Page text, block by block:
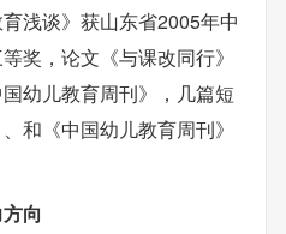
浅谈》获山东省2005年中
奖，论文《与课改同行》
幼儿教育周刊》，几篇短
和《中国幼儿教育周刊》
向